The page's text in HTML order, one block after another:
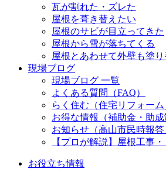
瓦が割れた・ズレた
屋根を葺き替えたい
屋根のサビが目立ってきた
屋根から雪が落ちてくる
屋根とあわせて外壁も塗
現場ブログ
現場ブログ 一覧
よくある質問（FAQ）
らく住む（住宅リフォーム
お得な情報（補助金・助成
お知らせ（高山市民時報答
【プロが解説】屋根工事
お役立ち情報